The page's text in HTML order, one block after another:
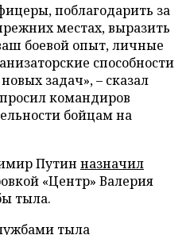
поблагодарить за
местах, выразить
боевой опыт, личные
способности
задач», – сказал
командиров
бойцам на
Путин назначил
«Центр» Валерия
тыла.
тыла